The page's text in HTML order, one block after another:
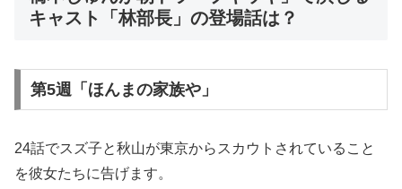
キャスト「林部長」の登場話は？
第5週「ほんまの家族や」
24話でスズ子と秋山が東京からスカウトされていること
を彼女たちに告げます。